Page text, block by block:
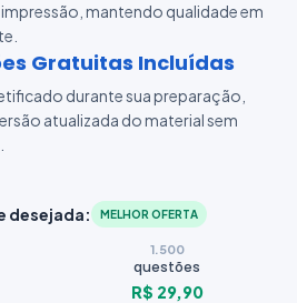
mantendo qualidade em
Gratuitas Incluídas
durante sua preparação,
atualizada do material sem
desejada: MELHOR OFERTA
1.500
questões
R$ 29,90